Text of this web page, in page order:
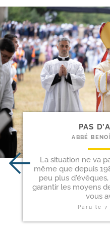
PAS
ABBÉ
La situation ne va
même que depuis
peu plus
garantir les moyens
vous
Paru le 7